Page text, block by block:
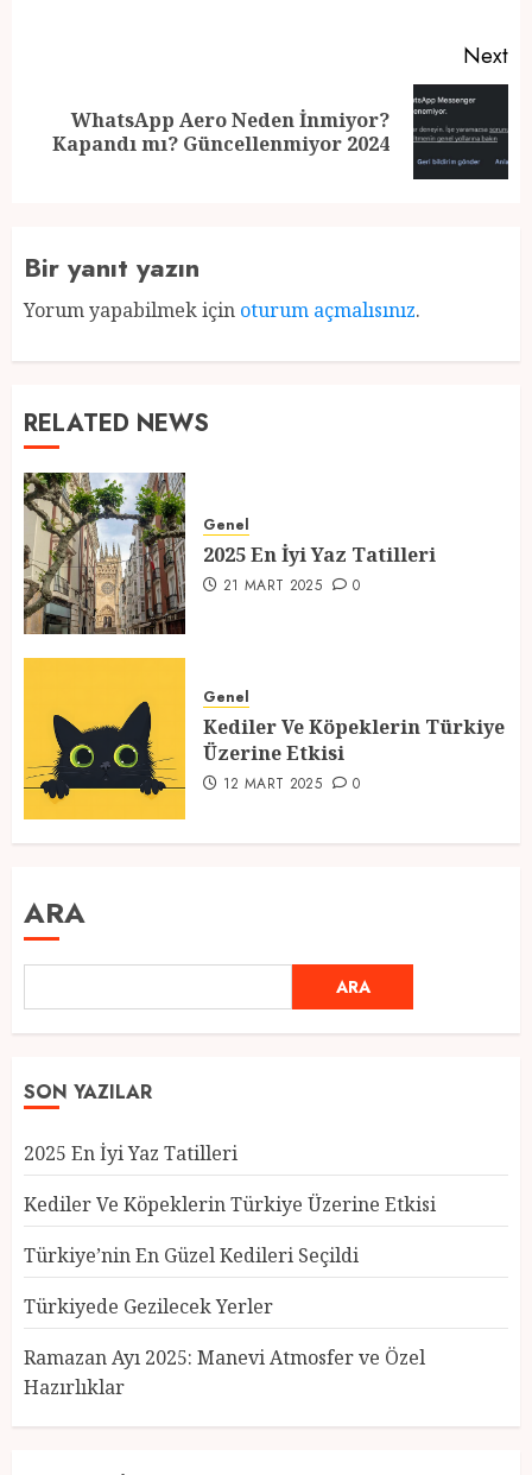
Next
Next
post:
WhatsApp Aero Neden İnmiyor?
Kapandı mı? Güncellenmiyor 2024
Bir yanıt yazın
Yorum yapabilmek için oturum açmalısınız.
RELATED NEWS
Genel
2025 En İyi Yaz Tatilleri
21 MART 2025 0
Genel
Kediler Ve Köpeklerin Türkiye
Üzerine Etkisi
12 MART 2025 0
ARA
ARA
SON YAZILAR
2025 En İyi Yaz Tatilleri
Kediler Ve Köpeklerin Türkiye Üzerine Etkisi
Türkiye’nin En Güzel Kedileri Seçildi
Türkiyede Gezilecek Yerler
Ramazan Ayı 2025: Manevi Atmosfer ve Özel
Hazırlıklar
Türkiye’nin En Güzel Kedileri
Seçildi
12 MART 2025